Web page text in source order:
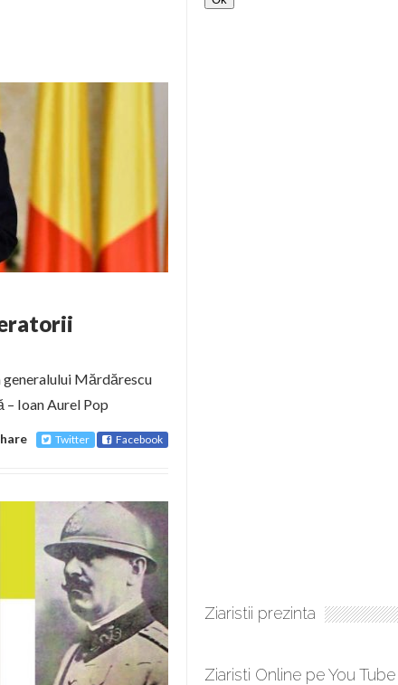
generalului Mărdărescu
– Ioan Aurel Pop
Twitter Facebook
Ziaristii prezinta
Ziaristi Online pe You Tube